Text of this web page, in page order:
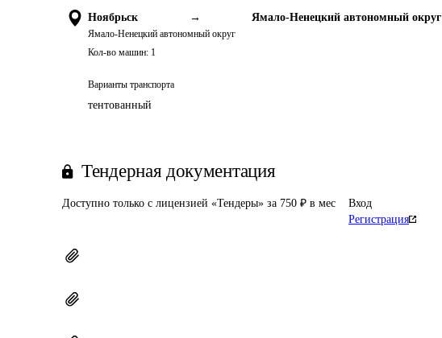
Ноябрьск →
Ямало-Ненецкий автономный округ
Ямало-Ненецкий автономный округ
Кол-во машин: 1
Варианты транспорта
тентованный
Тендерная документация
Доступно только с лицензией «Тендеры» за 750 ₽ в мес
Вход
Регистрация